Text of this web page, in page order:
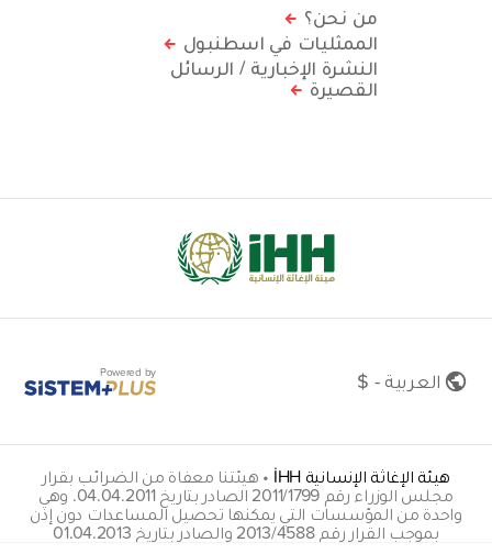
من نحن؟
الممثليات في اسطنبول
النشرة الإخبارية / الرسائل
القصيرة
العربية - $ Powered by
هيئة الإغاثة الإنسانية İHH • هيئتنا معفاة من الضرائب بقرار
مجلس الوزراء رقم 2011/1799 الصادر بتاريخ 04.04.2011. وهي
واحدة من المؤسسات التي يمكنها تحصيل المساعدات دون إذن
بموجب القرار رقم 2013/4588 والصادر بتاريخ 01.04.2013